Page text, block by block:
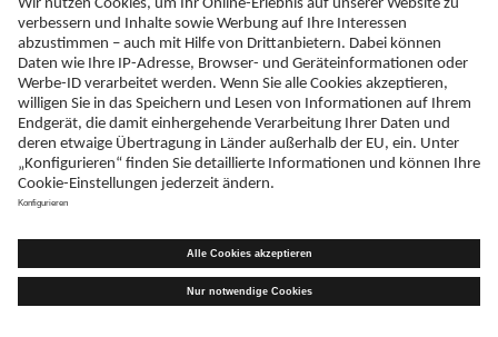
ERKLÄRUNG ZUR BARRIEREFREIHEIT
IMPRESSUM
NEBENWIRKUNGSANZEIGEN
DATENSCHUTZ
AGBS